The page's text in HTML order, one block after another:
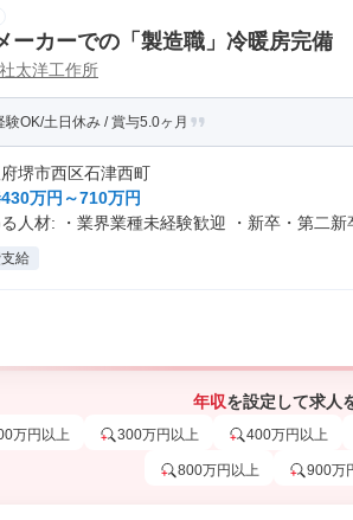
ーカーでの「製造職」冷暖房完備
太洋工作所
験OK/土日休み / 賞与5.0ヶ月
堺市西区石津西町
万円～710万円
人材: ・業界業種未経験歓迎 ・新卒・第二新
給
年収を設定して求人
万円以上 300万円以上 400万円以上
800万円以上 900万